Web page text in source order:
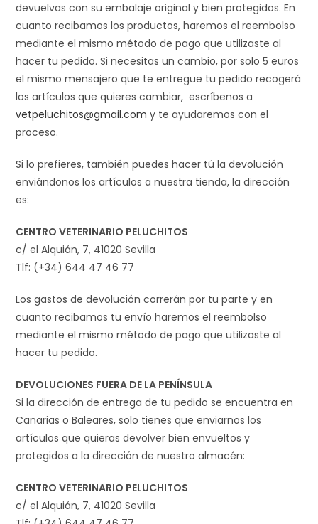
devuelvas con su embalaje original y bien protegidos. En
cuanto recibamos los productos, haremos el reembolso
mediante el mismo método de pago que utilizaste al
hacer tu pedido. Si necesitas un cambio, por solo 5 euros
el mismo mensajero que te entregue tu pedido recogerá
los artículos que quieres cambiar, escríbenos a
vetpeluchitos@gmail.com y te ayudaremos con el
proceso.
Si lo prefieres, también puedes hacer tú la devolución
enviándonos los artículos a nuestra tienda, la dirección
es:
CENTRO VETERINARIO PELUCHITOS
c/ el Alquián, 7, 41020 Sevilla
Tlf: (+34) 644 47 46 77
Los gastos de devolución correrán por tu parte y en
cuanto recibamos tu envío haremos el reembolso
mediante el mismo método de pago que utilizaste al
hacer tu pedido.
DEVOLUCIONES FUERA DE LA PENÍNSULA
Si la dirección de entrega de tu pedido se encuentra en
Canarias o Baleares, solo tienes que enviarnos los
artículos que quieras devolver bien envueltos y
protegidos a la dirección de nuestro almacén:
CENTRO VETERINARIO PELUCHITOS
c/ el Alquián, 7, 41020 Sevilla